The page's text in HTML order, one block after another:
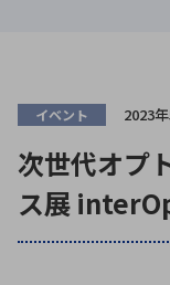
レーザー・光
E
I
M
イベント 2023
次世代オプ
ス展